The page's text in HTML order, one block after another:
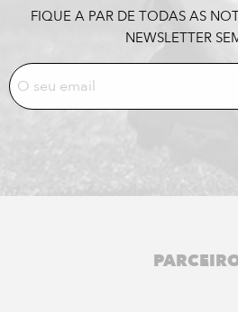
FIQUE A PAR DE TODAS AS
NEWSLETTER